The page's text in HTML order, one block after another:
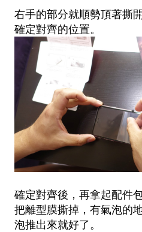
右手的部分就順勢頂著撕
確定對齊的位置。
確定對齊後，再拿起配件
把離型膜撕掉，有氣泡的
泡推出來就好了。